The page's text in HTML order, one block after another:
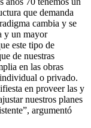
que demanda
cambia y se
y un mayor
este tipo de
de nuestras
en las obras
o privado.
en proveer las y
nuestros planes
argumentó